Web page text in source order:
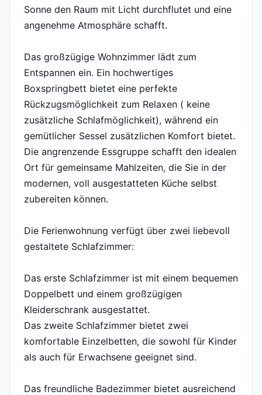
Sonne den Raum mit Licht durchflutet und eine
angenehme Atmosphäre schafft.
Das großzügige Wohnzimmer lädt zum
Entspannen ein. Ein hochwertiges
Boxspringbett bietet eine perfekte
Rückzugsmöglichkeit zum Relaxen ( keine
zusätzliche Schlafmöglichkeit), während ein
gemütlicher Sessel zusätzlichen Komfort bietet.
Die angrenzende Essgruppe schafft den idealen
Ort für gemeinsame Mahlzeiten, die Sie in der
modernen, voll ausgestatteten Küche selbst
zubereiten können.
Die Ferienwohnung verfügt über zwei liebevoll
gestaltete Schlafzimmer:
Das erste Schlafzimmer ist mit einem bequemen
Doppelbett und einem großzügigen
Kleiderschrank ausgestattet.
Das zweite Schlafzimmer bietet zwei
komfortable Einzelbetten, die sowohl für Kinder
als auch für Erwachsene geeignet sind.
Das freundliche Badezimmer bietet ausreichend